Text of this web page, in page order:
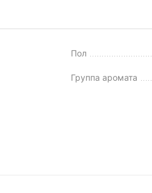
Пол
Группа аромата